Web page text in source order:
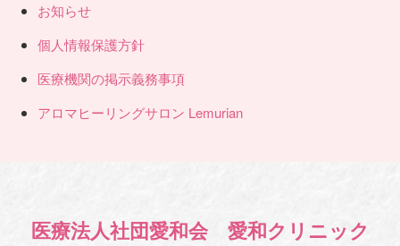
お知らせ
個人情報保護方針
医療機関の掲示義務事項
アロマヒーリングサロン Lemurian
医療法人社団愛和会 愛和クリニック